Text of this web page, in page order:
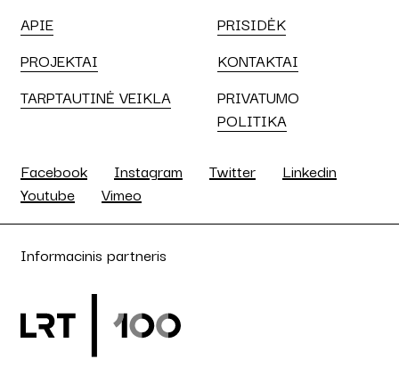
APIE
PROJEKTAI
TARPTAUTINĖ VEIKLA
PRISIDĖK
KONTAKTAI
PRIVATUMO
POLITIKA
Facebook Instagram Twitter
Linkedin
Youtube
Vimeo
Informacinis partneris